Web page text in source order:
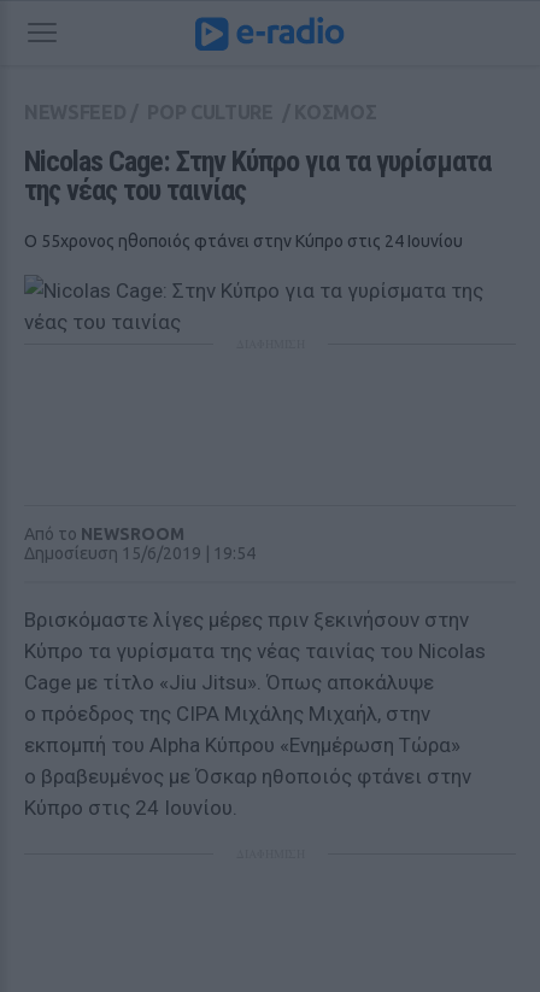
Nicolas Cage: Στην Κύπρο για τα γυρίσματα
της νέας του ταινίας
Ο 55χρονος ηθοποιός φτάνει στην Κύπρο στις 24 Ιουνίου
Από το NEWSROOM
Δημοσίευση 15/6/2019 | 19:54
Βρισκόμαστε λίγες μέρες πριν ξεκινήσουν στην
Κύπρο τα γυρίσματα της νέας ταινίας του Nicolas
Cage με τίτλο «Jiu Jitsu». Όπως αποκάλυψε
ο πρόεδρος της CIPA Μιχάλης Μιχαήλ, στην
εκπομπή του Alpha Κύπρου «Ενημέρωση Τώρα»
ο βραβευμένος με Όσκαρ ηθοποιός φτάνει στην
Κύπρο στις 24 Ιουνίου.